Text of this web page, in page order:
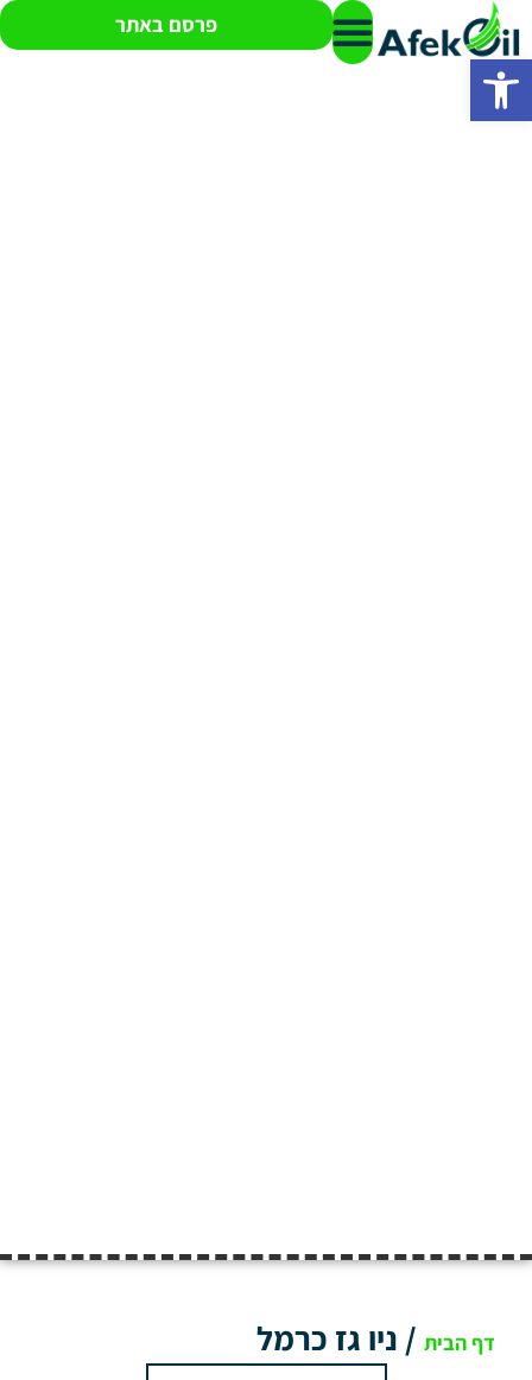
פתח סרגל נגישות
פרסם באתר
דף הבית / ניו גז כרמל